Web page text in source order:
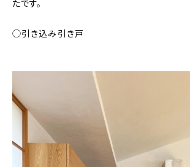
たです。
◯引き込み引き戸